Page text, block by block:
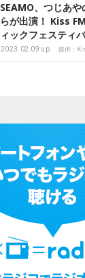
SEAMO、つじあ
らが出演！ Kiss
ィックフェスティバ
2023.02.09 up 提供：